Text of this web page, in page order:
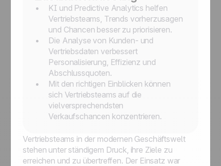
KI und Predictive Analytics helfen
Vertriebsteams, Trends vorherzusagen
und Chancen besser zu priorisieren.
Die Analyse von Kunden- und
Vertriebsdaten verbessert
Personalisierung, Effizienz und
Abschlussquoten.
Mit den richtigen Einblicken können
sich Vertriebsteams auf die
vielversprechendsten
Verkaufschancen konzentrieren.
Vertriebsteams in der modernen Geschäftswelt
stehen unter ständigem Druck, ihre Ziele zu
erreichen und zu übertreffen. Der Einsatz war